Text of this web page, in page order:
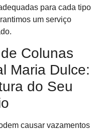
para cada tipo
um serviço
Colunas
Maria Dulce:
do Seu
causar vazamentos